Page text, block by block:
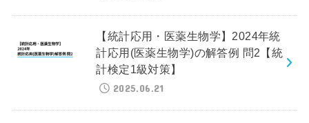
【統計応用・医薬生物学】2024年統
計応用(医薬生物学)の解答例 問2【統
計検定1級対策】
2025.06.21